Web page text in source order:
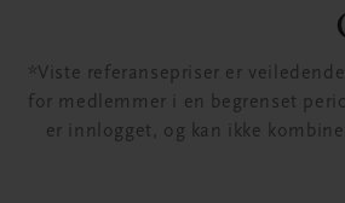
*Viste referansepriser er
for medlemmer i en begrenset
er innlogget, og kan ikke